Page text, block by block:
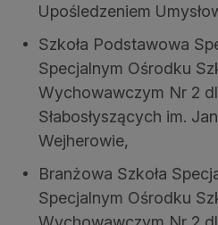
Upośledzeniem
Szkoła Podstawowa
Specjalnym Ośrodku
Wychowawczym Nr 2
Słabosłyszących im.
Wejherowie,
Branżowa Szkoła
Specjalnym Ośrodku